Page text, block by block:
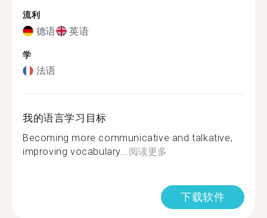
流利
德语 英语
学
法语
我的语言学习目标
Becoming more communicative and talkative,
improving vocabulary...阅读更多
下载软件